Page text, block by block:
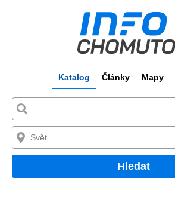
Katalog Články Mapy
Hledat